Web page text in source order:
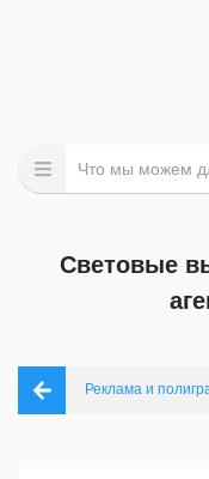
Световые
Реклама и